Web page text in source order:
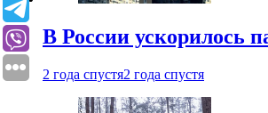
В России ускорилось
2 года спустя2 года спустя